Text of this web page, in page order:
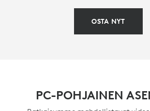
OSTA NYT
PC-POHJAINEN